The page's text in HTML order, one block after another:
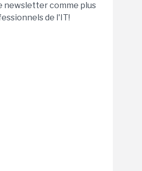
newsletter comme plus
de l'IT!